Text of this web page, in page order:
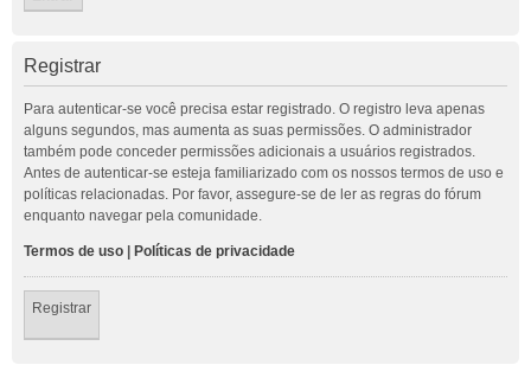
Registrar
Para autenticar-se você precisa estar registrado. O registro leva apenas
alguns segundos, mas aumenta as suas permissões. O administrador
também pode conceder permissões adicionais a usuários registrados.
Antes de autenticar-se esteja familiarizado com os nossos termos de uso e
políticas relacionadas. Por favor, assegure-se de ler as regras do fórum
enquanto navegar pela comunidade.
Termos de uso Políticas de privacidade
Registrar